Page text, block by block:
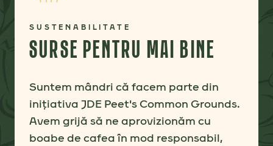
SUSTENABILITATE
SURSE PENTRU MAI BINE
Suntem mândri că facem parte din
inițiativa JDE Peet's Common Grounds.
Avem grijă să ne aprovizionăm cu
boabe de cafea în mod responsabil,